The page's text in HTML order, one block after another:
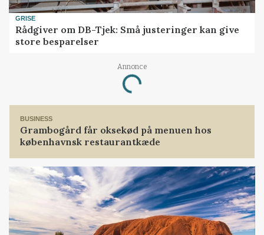
GRISE
Rådgiver om DB-Tjek: Små justeringer kan give
store besparelser
Annonce
Loading...
BUSINESS
Grambogård får oksekød på menuen hos
københavnsk restaurantkæde